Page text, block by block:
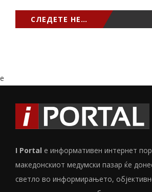
СЛЕДЕТЕ НЕ…
e
I Portal е информативен интернет
македонскиот медумски пазар ќе
светло во информирањето,